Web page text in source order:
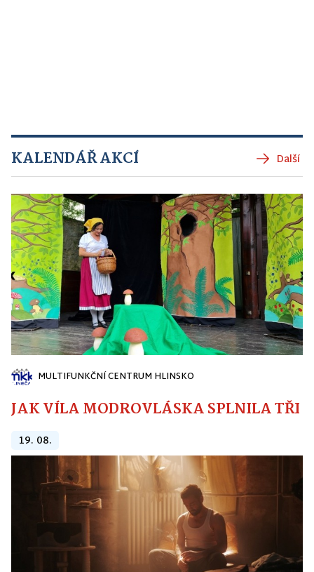
KALENDÁŘ AKCÍ Další
MULTIFUNKČNÍ CENTRUM HLINSKO
JAK VÍLA MODROVLÁSKA SPLNILA
19. 08.